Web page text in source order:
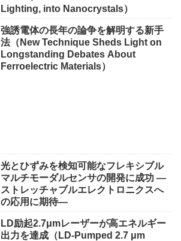
Lighting, into Nanocrystals）
強誘電体の長年の論争を解明する新手
法（New Technique Sheds Light on
Longstanding Debates About
Ferroelectric Materials）
光とひずみを検知可能なフレキシブル
マルチモーダルセンサの開発に成功 ―
ストレッチャブルエレクトロニクスへ
の応用に期待―
LD励起2.7μmレーザーが高エネルギー
出力を達成（LD-Pumped 2.7 μm